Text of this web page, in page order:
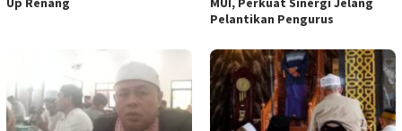
Pelantikan Pengurus